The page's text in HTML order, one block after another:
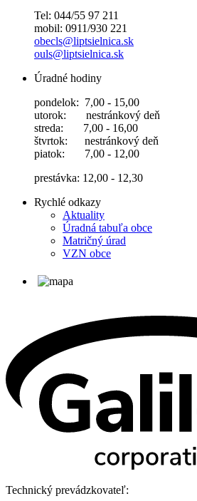
Tel: 044/55 97 211
mobil: 0911/930 221
obecls@liptsielnica.sk
ouls@liptsielnica.sk
Úradné hodiny
pondelok: 7,00 - 15,00
utorok: nestránkový deň
streda: 7,00 - 16,00
štvrtok: nestránkový deň
piatok: 7,00 - 12,00
prestávka: 12,00 - 12,30
Rychlé odkazy
Aktuality
Úradná tabuľa obce
Matričný úrad
VZN obce
Technický prevádzkovateľ: